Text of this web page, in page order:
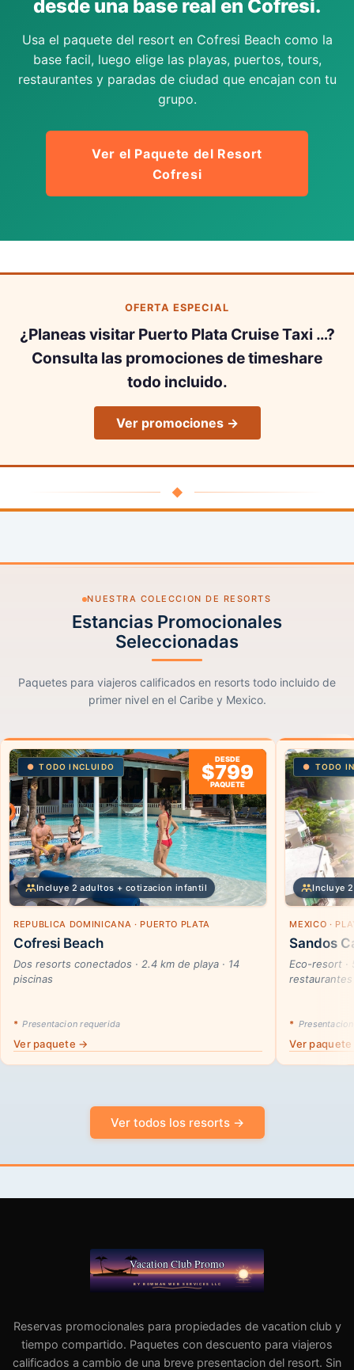
desde una base real en Cofresi.
Usa el paquete del resort en Cofresi Beach como la
base facil, luego elige las playas, puertos, tours,
restaurantes y paradas de ciudad que encajan con tu
grupo.
Ver el Paquete del Resort
Cofresi
OFERTA ESPECIAL
¿Planeas visitar Puerto Plata Cruise Taxi …?
Consulta las promociones de timeshare
todo incluido.
Ver promociones →
◆
NUESTRA COLECCION DE RESORTS
Estancias Promocionales
Seleccionadas
Paquetes para viajeros calificados en resorts todo incluido de
primer nivel en el Caribe y Mexico.
TODO INCLUIDO
DESDE
$799
PAQUETE
Incluye 2 adultos + cotizacion infantil
REPUBLICA DOMINICANA · PUERTO PLATA
Cofresi Beach
Dos resorts conectados · 2.4 km de playa · 14
piscinas
* Presentacion requerida
Ver paquete →
TODO
Incluye
MEXICO ·
Sandos
Eco-resort ·
restaurantes
*
Ver
Ver todos los resorts →
Reservas promocionales para propiedades de vacation club y
tiempo compartido. Paquetes con descuento para viajeros
calificados a cambio de una breve presentacion del resort. Sin